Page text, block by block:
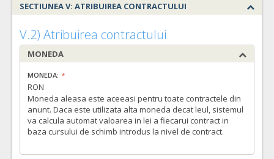
SECTIUNEA V: ATRIBUIREA CONTRACTULUI
V.2) Atribuirea contractului
MONEDA
MONEDA:
RON
Moneda aleasa este aceeasi pentru toate contractele din
anunt. Daca este utilizata alta moneda decat leul, sistemul
va calcula automat valoarea in lei a fiecarui contract in
baza cursului de schimb introdus la nivel de contract.